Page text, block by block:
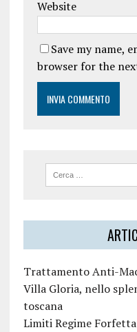
Website
Save my name,
browser for the
Trattamento Anti-
Villa Gloria, nello
toscana
Limiti Regime